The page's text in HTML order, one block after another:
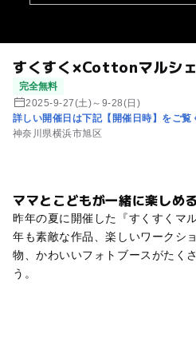
すくすく×Cottonマルシェ
完全無料
2025-9-27(土)～9-28(日)
詳しい開催日は下記【開催日時】をご覧
神奈川県横浜市旭区
ママとこどもが一緒に楽しめ
昨年の夏に開催した『すくすくマ
年も素敵な作品、楽しいワークシ
物、かわいいフォトブースがたく
う。